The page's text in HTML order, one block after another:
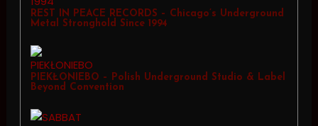
REST IN PEACE RECORDS – Chicago’s Underground
Metal Stronghold Since 1994
PIEKŁONIEBO – Polish Underground Studio & Label
Beyond Convention